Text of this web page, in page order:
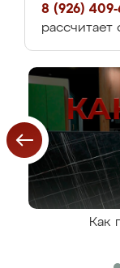
8 (926) 409-
рассчитает
Как